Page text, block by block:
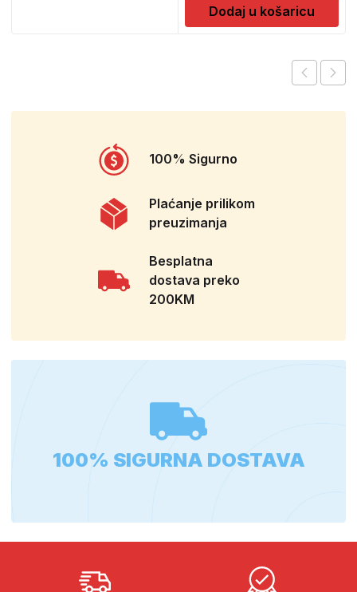
Dodaj u košaricu
100% Sigurno
Plaćanje prilikom
preuzimanja
Besplatna
dostava preko
200KM
100% SIGURNA DOSTAVA